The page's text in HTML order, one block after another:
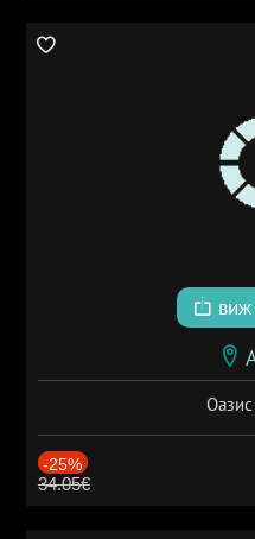
виж
-25%
34.05€